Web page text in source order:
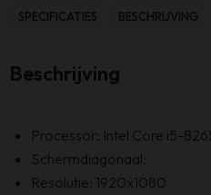
SPECIFICATIES BESCHRIJVING
Beschrijving
Processor: Intel Core i5-
Schermdiagonaal:
Resolutie: 1920x1080